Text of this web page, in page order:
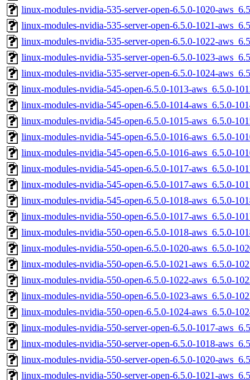
linux-modules-nvidia-535-server-open-6.5.0-1020-
linux-modules-nvidia-535-server-open-6.5.0-1021-
linux-modules-nvidia-535-server-open-6.5.0-1022-
linux-modules-nvidia-535-server-open-6.5.0-1023-
linux-modules-nvidia-535-server-open-6.5.0-1024-
linux-modules-nvidia-545-open-6.5.0-1013-aws_6.5.0-
linux-modules-nvidia-545-open-6.5.0-1014-aws_6.5.0-
linux-modules-nvidia-545-open-6.5.0-1015-aws_6.5.0-
linux-modules-nvidia-545-open-6.5.0-1016-aws_6.5.0-
linux-modules-nvidia-545-open-6.5.0-1016-aws_6.5.0-
linux-modules-nvidia-545-open-6.5.0-1017-aws_6.5.0-
linux-modules-nvidia-545-open-6.5.0-1017-aws_6.5.0-
linux-modules-nvidia-545-open-6.5.0-1018-aws_6.5.0-
linux-modules-nvidia-550-open-6.5.0-1017-aws_6.5.0-
linux-modules-nvidia-550-open-6.5.0-1018-aws_6.5.0-
linux-modules-nvidia-550-open-6.5.0-1020-aws_6.5.0-
linux-modules-nvidia-550-open-6.5.0-1021-aws_6.5.0-
linux-modules-nvidia-550-open-6.5.0-1022-aws_6.5.0-
linux-modules-nvidia-550-open-6.5.0-1023-aws_6.5.0-
linux-modules-nvidia-550-open-6.5.0-1024-aws_6.5.0-
linux-modules-nvidia-550-server-open-6.5.0-1017-
linux-modules-nvidia-550-server-open-6.5.0-1018-
linux-modules-nvidia-550-server-open-6.5.0-1020-
linux-modules-nvidia-550-server-open-6.5.0-1021-